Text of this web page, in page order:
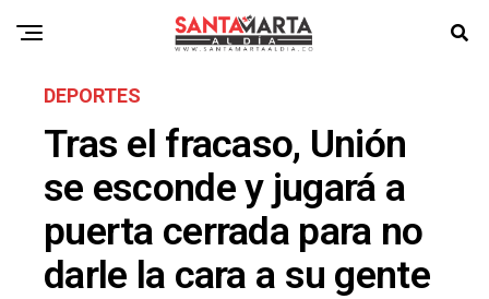
DEPORTES
Tras el fracaso, Unión
se esconde y jugará a
puerta cerrada para no
darle la cara a su gente